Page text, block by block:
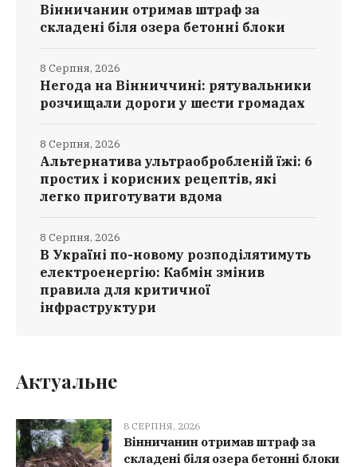
Вінничанин отримав штраф за
складені біля озера бетонні блоки
Негода на Вінниччині: рятувальники
розчищали дороги у шести громадах
8 Серпня, 2026
Альтернатива ультраобробленій їжі: 6
простих і корисних рецептів, які
легко приготувати вдома
8 Серпня, 2026
В Україні по-новому розподілятимуть
електроенергію: Кабмін змінив
правила для критичної
інфраструктури
8 Серпня, 2026
Актуальне
8 СЕРПНЯ, 2026
Вінничанин отримав штраф за
складені біля озера бетонні блоки